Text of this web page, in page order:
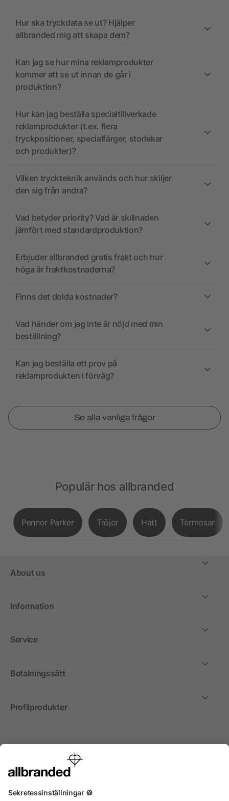
Hur ska tryckdata se ut? Hjälper
allbranded mig att skapa dem?
Kan jag se hur mina reklamprodukter
kommer att se ut innan de går i
produktion?
Hur kan jag beställa specialtillverkade
reklamprodukter (t.ex. flera
tryckpositioner, specialfärger, storlekar
och produkter)?
Vilken tryckteknik används och hur skiljer
den sig från andra?
Vad betyder priority? Vad är skillnaden
jämfört med standardproduktion?
Erbjuder allbranded gratis frakt och hur
höga är fraktkostnaderna?
Finns det dolda kostnader?
Vad händer om jag inte är nöjd med min
beställning?
Kan jag beställa ett prov på
reklamprodukten i förväg?
Se alla vanliga frågor
Populär hos allbranded
Pennor Parker Tröjor Hatt Termosar
About us
Information
Service
Betalningssätt
Profilprodukter
Internationellt